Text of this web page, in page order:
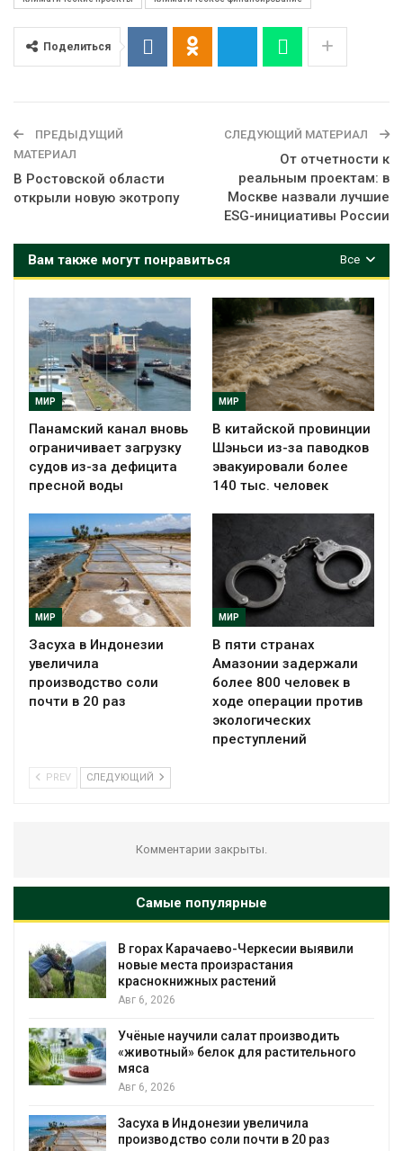
Поделиться
ПРЕДЫДУЩИЙ
МАТЕРИАЛ
В Ростовской области
открыли новую экотропу
СЛЕДУЮЩИЙ МАТЕРИАЛ
От отчетности к
реальным проектам: в
Москве назвали лучшие
ESG-инициативы России
Все
Вам также могут понравиться
МИР
Панамский канал вновь
ограничивает загрузку
судов из-за дефицита
пресной воды
МИР
В китайской провинции
Шэньси из-за паводков
эвакуировали более
140 тыс. человек
МИР
Засуха в Индонезии
увеличила
производство соли
почти в 20 раз
МИР
В пяти странах
Амазонии задержали
более 800 человек в
ходе операции против
экологических
преступлений
PREV СЛЕДУЮЩИЙ
Комментарии закрыты.
Самые популярные
В горах Карачаево-Черкесии выявили
новые места произрастания
краснокнижных растений
Авг 6, 2026
Учёные научили салат производить
«животный» белок для растительного
мяса
Авг 6, 2026
Засуха в Индонезии увеличила
производство соли почти в 20 раз